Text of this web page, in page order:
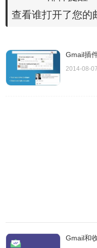
Signals by HubSpot插
选项来启动这一功能，当在
插件表示其只是用来显示对
查看谁打开了您的
Gmail插
2014-08-07
Gmail和